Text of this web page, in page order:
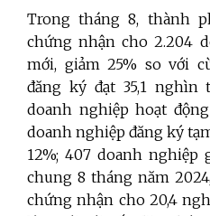
Trong tháng 8, thành
chứng nhận cho 2.204
mới, giảm 25% so với
đăng ký đạt 35,1 nghìn
doanh nghiệp hoạt động
doanh nghiệp đăng ký
12%; 407 doanh nghiệp
chung 8 tháng năm
chứng nhận cho 20,4